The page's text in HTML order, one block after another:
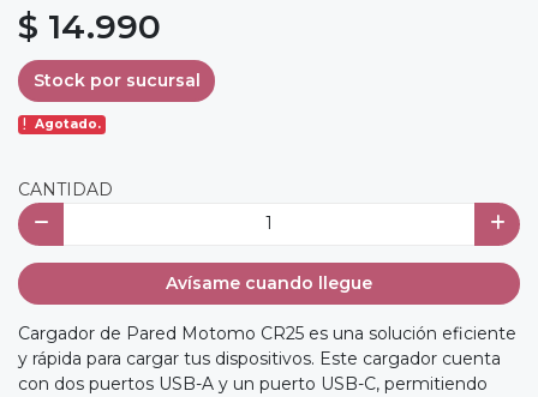
$ 14.990
Stock por sucursal
Agotado.
CANTIDAD
Avísame cuando llegue
Cargador de Pared Motomo CR25 es una solución eficiente
y rápida para cargar tus dispositivos. Este cargador cuenta
con dos puertos USB-A y un puerto USB-C, permitiendo